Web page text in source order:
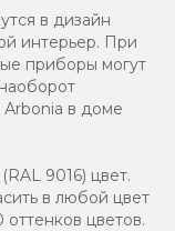
в дизайн
интерьер. При
приборы могут
Аrbonia в доме
9016) цвет.
в любой цвет
цветов.